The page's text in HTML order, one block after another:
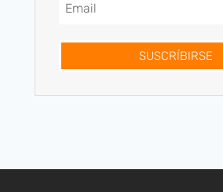
SUSCRÍBIRSE